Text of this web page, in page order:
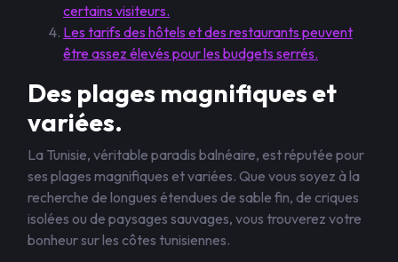
certains visiteurs.
Les tarifs des hôtels et des restaurants peuvent
être assez élevés pour les budgets serrés.
Des plages magnifiques et
variées.
La Tunisie, véritable paradis balnéaire, est réputée pour
ses plages magnifiques et variées. Que vous soyez à la
recherche de longues étendues de sable fin, de criques
isolées ou de paysages sauvages, vous trouverez votre
bonheur sur les côtes tunisiennes.